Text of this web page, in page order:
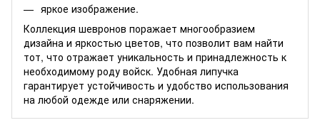
яркое изображение.
Коллекция шевронов поражает многообразием
дизайна и яркостью цветов, что позволит вам найти
тот, что отражает уникальность и принадлежность к
необходимому роду войск. Удобная липучка
гарантирует устойчивость и удобство использования
на любой одежде или снаряжении.